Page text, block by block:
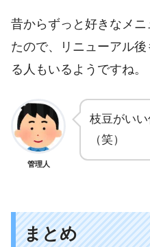
昔からずっと好きなメ
たので、リニューアル
る人もいるようですね。
管理人
枝豆がい
（笑）
まとめ